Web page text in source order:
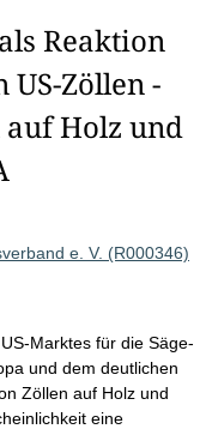
Reaktion
Zöllen -
Holz und
e. V. (R000346)
Marktes für die Säge-
und dem deutlichen
Zöllen auf Holz und
eine